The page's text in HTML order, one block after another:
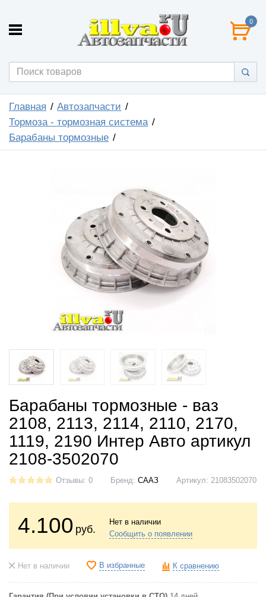
0
Главная
Автозапчасти
Тормоза - тормозная система
Барабаны тормозные
Барабаны тормозные - ваз
2108, 2113, 2114, 2110, 2170,
1119, 2190 Интер Авто артикул
2108-3502070
Отзывы: 0 Бренд: СААЗ Артикул: 21083502070
4.100 руб.
Нет в наличии
Сообщить о появлении
Нет в наличии В избранные К сравнению